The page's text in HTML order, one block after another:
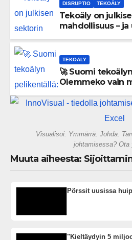
DISRUPTIO TEKOÄLY
Tekoäly on
mahdollisuus – ja
TEKOÄLY
🚀 Suomi
Olemmeko vain
gigatehtaan?
Visualisoi. Ymmärrä. Johda.
johtamisessa? Ota
Muuta aiheesta:
Pörssit uusissa
"Kieltäydyin 5